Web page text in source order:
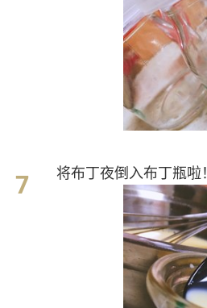
将布丁夜倒入布丁瓶啦！